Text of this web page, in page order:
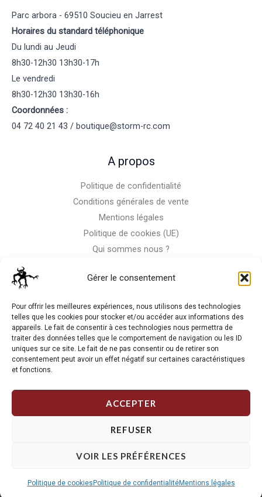
Gérer le consentement
Pour offrir les meilleures expériences, nous utilisons des technologies
telles que les cookies pour stocker et/ou accéder aux informations des
appareils. Le fait de consentir à ces technologies nous permettra de
traiter des données telles que le comportement de navigation ou les ID
uniques sur ce site. Le fait de ne pas consentir ou de retirer son
consentement peut avoir un effet négatif sur certaines caractéristiques
et fonctions.
ACCEPTER
REFUSER
VOIR LES PRÉFÉRENCES
Politique de cookies Politique de confidentialitéMentions légales
Parc arbora - 69510 Soucieu en Jarrest
Horaires du standard téléphonique
Du lundi au Jeudi
8h30-12h30 13h30-17h
Le vendredi
8h30-12h30 13h30-16h
Coordonnées :
04 72 40 21 43 / boutique@storm-rc.com
A propos
Politique de confidentialité
Conditions générales de vente
Mentions légales
Politique de cookies (UE)
Qui sommes nous ?
La RC n'est pas notre seule passion, venez visiter notre shop
de motos
Copyright © 2026 Storm RC. Powered by Storm Team.